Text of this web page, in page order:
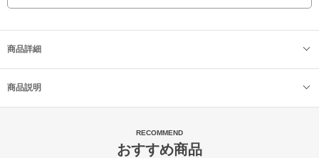
商品詳細
商品説明
RECOMMEND
おすすめ商品